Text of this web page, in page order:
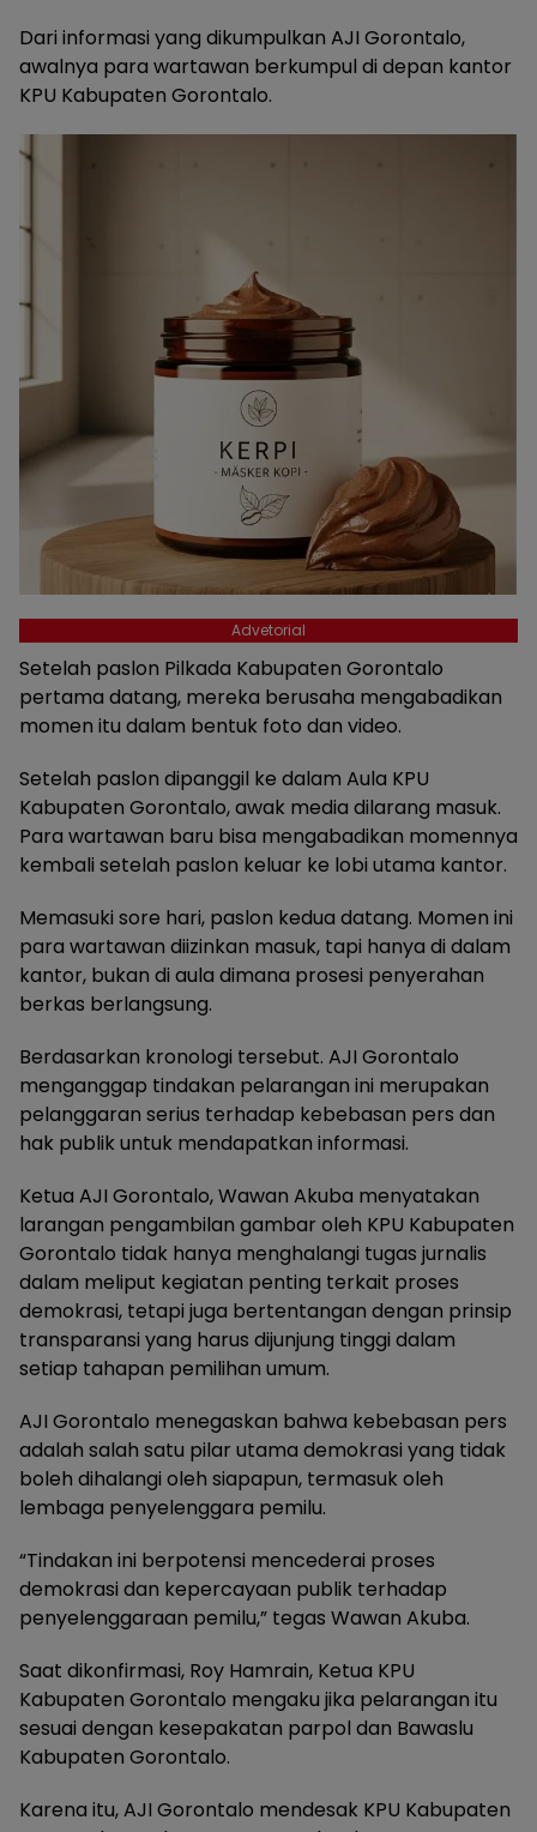
Dari informasi yang dikumpulkan AJI Gorontalo,
awalnya para wartawan berkumpul di depan kantor
KPU Kabupaten Gorontalo.
Advetorial
Setelah paslon Pilkada Kabupaten Gorontalo
pertama datang, mereka berusaha mengabadikan
momen itu dalam bentuk foto dan video.
Setelah paslon dipanggil ke dalam Aula KPU
Kabupaten Gorontalo, awak media dilarang masuk.
Para wartawan baru bisa mengabadikan momennya
kembali setelah paslon keluar ke lobi utama kantor.
Memasuki sore hari, paslon kedua datang. Momen ini
para wartawan diizinkan masuk, tapi hanya di dalam
kantor, bukan di aula dimana prosesi penyerahan
berkas berlangsung.
Berdasarkan kronologi tersebut. AJI Gorontalo
menganggap tindakan pelarangan ini merupakan
pelanggaran serius terhadap kebebasan pers dan
hak publik untuk mendapatkan informasi.
Ketua AJI Gorontalo, Wawan Akuba menyatakan
larangan pengambilan gambar oleh KPU Kabupaten
Gorontalo tidak hanya menghalangi tugas jurnalis
dalam meliput kegiatan penting terkait proses
demokrasi, tetapi juga bertentangan dengan prinsip
transparansi yang harus dijunjung tinggi dalam
setiap tahapan pemilihan umum.
AJI Gorontalo menegaskan bahwa kebebasan pers
adalah salah satu pilar utama demokrasi yang tidak
boleh dihalangi oleh siapapun, termasuk oleh
lembaga penyelenggara pemilu.
“Tindakan ini berpotensi mencederai proses
demokrasi dan kepercayaan publik terhadap
penyelenggaraan pemilu,” tegas Wawan Akuba.
Saat dikonfirmasi, Roy Hamrain, Ketua KPU
Kabupaten Gorontalo mengaku jika pelarangan itu
sesuai dengan kesepakatan parpol dan Bawaslu
Kabupaten Gorontalo.
Karena itu, AJI Gorontalo mendesak KPU Kabupaten